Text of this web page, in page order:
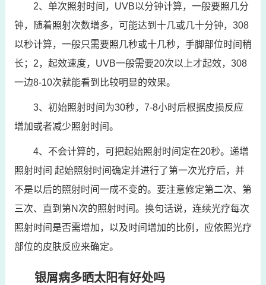
2、单次照射时间，UVB以分钟计算，一般要照几分
钟，随着照射次数增多，可能达到十几或几十分钟，308
以秒计算，一般只需要照几秒或十几秒，手脚部位时间稍
长；2，起效速度，UVB一般需要20次以上才起效，308
一边8-10次就能看到比较明显的效果。
3、初始照射时间为30秒，7-8小时后根据皮损反应
增加或者减少照射时间。
4、不会计算的，可把起始照射时间定在20秒。递增
照射时间 起始照射时间确定并进行了第一次光疗后，并
不是以后的照射时间一成不变的。要注意修定第二次、第
三次、直到第N次的照射时间。换句话说，连续光疗每次
照射时间是否需增加，以及时间增加的比例，应依照光疗
部位的皮肤反应来确定。
银屑病多晒太阳有好处吗